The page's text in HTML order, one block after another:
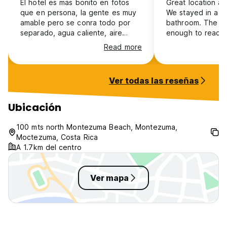
(Auto-translated from original language)
El hotel es mas bonito en fotos
que en persona, la gente es muy
amable pero se conra todo por
separado, agua caliente, aire
acondicionado, etc no vienen
incluídos en el precio de la
ahbitación
Read more
Great location
We stayed in a
bathroom. The
enough to
an extra fee
fine. The
super clean but
a coffee maker,
outside table,
Ver todas las reseñas
Ubicación
100 mts north Montezuma Beach, Montezuma,
Moctezuma, Costa Rica
A 1.7km del centro
Ver mapa